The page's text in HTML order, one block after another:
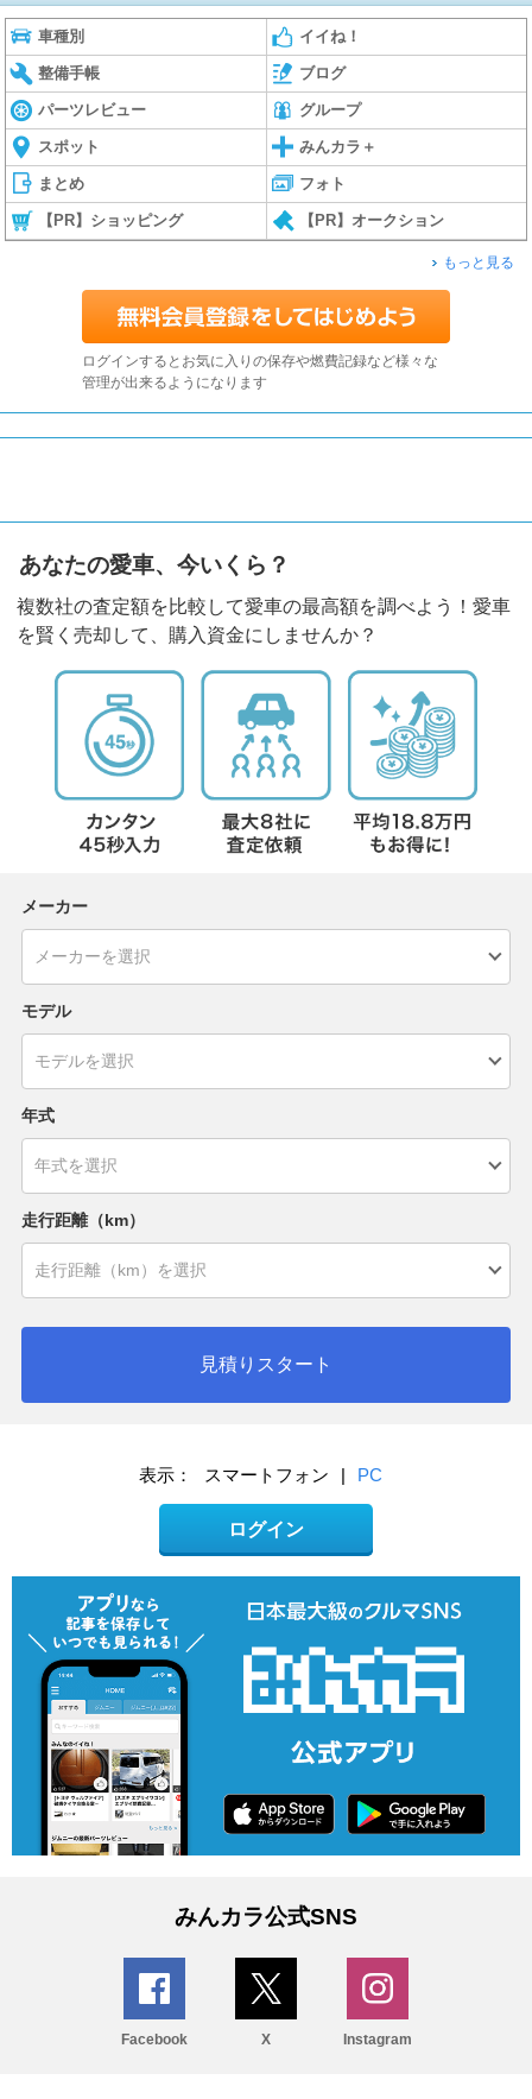
車種別 イイね！
整備手帳 ブログ
パーツレビュー グループ
スポット みんカラ＋
まとめ フォト
【PR】ショッピング 【PR】オークション
もっと見る
ログインするとお気に入りの保存や燃費記録など様々な
管理が出来るようになります
あなたの愛車、今いくら？
複数社の査定額を比較して愛車の最高額を調べよう！愛車
を賢く売却して、購入資金にしませんか？
メーカー
モデル
年式
走行距離（km）
見積りスタート
表示： スマートフォン PC
ログイン
みんカラ公式SNS
Facebook X Instagram